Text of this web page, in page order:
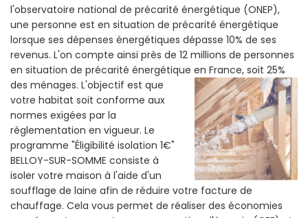
l'observatoire national de précarité énergétique (ONEP),
une personne est en situation de précarité énergétique
lorsque ses dépenses énergétiques dépasse 10% de ses
revenus. L'on compte ainsi près de 12 millions de personnes
en situation de précarité énergétique en France, soit 25%
des ménages. L'objectif est que
votre habitat soit conforme aux
normes exigées par la
réglementation en vigueur. Le
programme "Éligibilité isolation 1€"
BELLOY-SUR-SOMME consiste à
isoler votre maison à l'aide d'un
soufflage de laine afin de réduire votre facture de
chauffage. Cela vous permet de réaliser des économies